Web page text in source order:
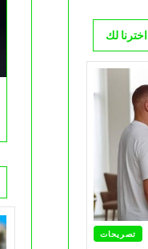
اخترنا لك
تصريحات